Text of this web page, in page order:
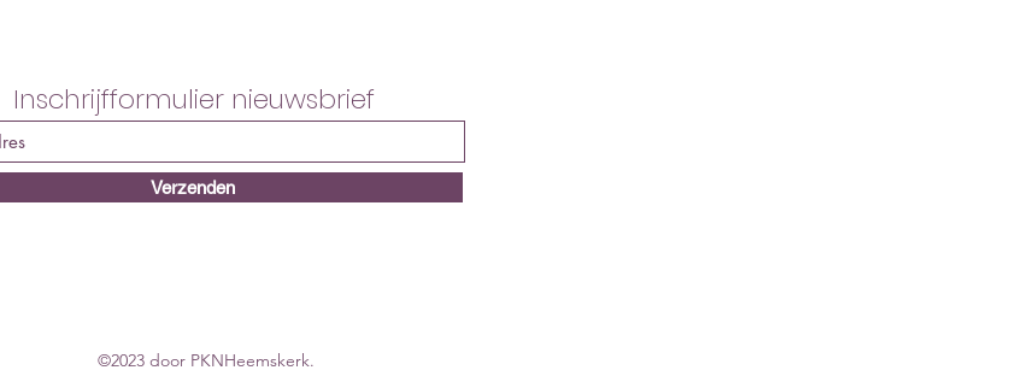
Inschrijfformulier nieuwsbrief
Verzenden
©2023 door PKNHeemskerk.